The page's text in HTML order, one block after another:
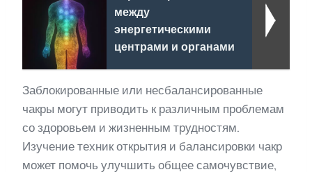
между
энергетическими
центрами и органами
Заблокированные или несбалансированные
чакры могут приводить к различным проблемам
со здоровьем и жизненным трудностям.
Изучение техник открытия и балансировки чакр
может помочь улучшить общее самочувствие,